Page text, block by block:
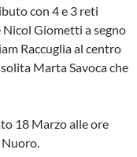
con 4 e 3 reti
Nicol Giometti a segno
Raccuglia al centro
Marta Savoca che
18 Marzo alle ore
Nuoro.